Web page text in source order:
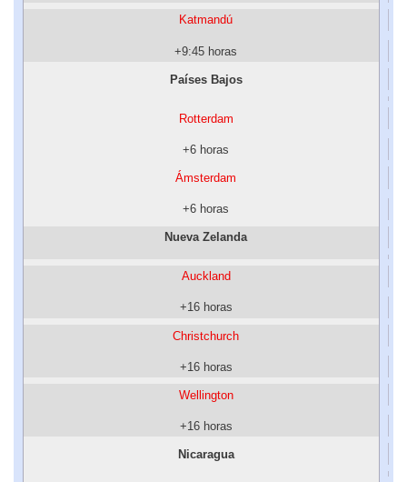
Katmandú
+9:45 horas
Países Bajos
Rotterdam
+6 horas
Ámsterdam
+6 horas
Nueva Zelanda
Auckland
+16 horas
Christchurch
+16 horas
Wellington
+16 horas
Nicaragua